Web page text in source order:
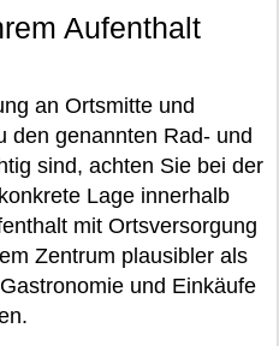
Aufenthalt
an Ortsmitte und
den genannten Rad- und
sind, achten Sie bei der
Lage innerhalb
mit Ortsversorgung
Zentrum plausibler als
und Einkäufe